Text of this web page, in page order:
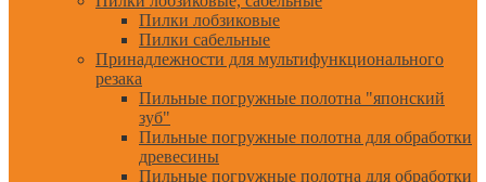
Пилки лобзиковые
Пилки сабельные
Принадлежности для мультифункционального
резака
Пильные погружные полотна "японский
зуб"
Пильные погружные полотна для обработки
древесины
Пильные погружные полотна для обработки